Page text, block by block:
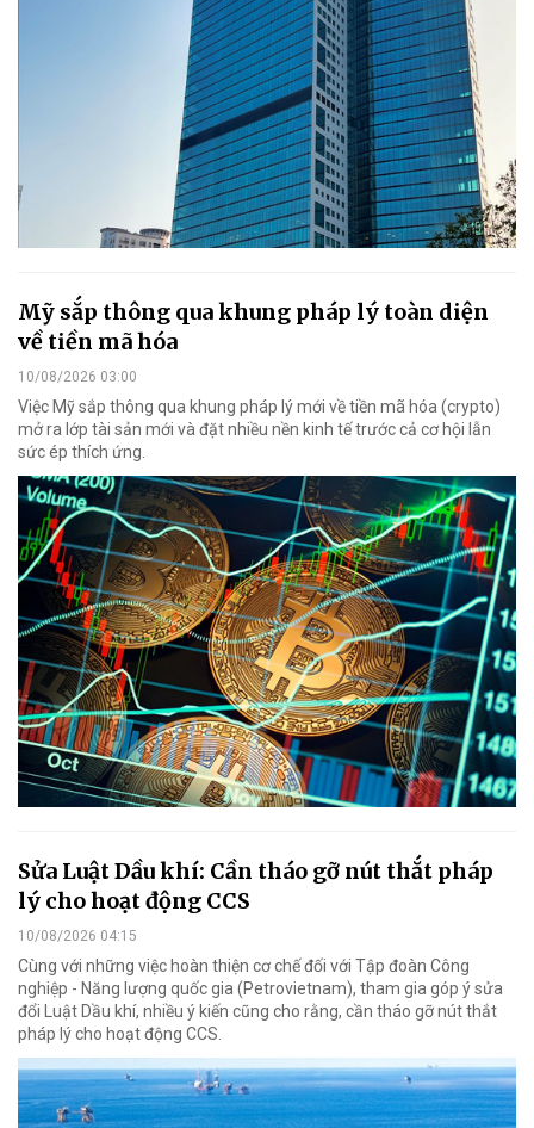
Mỹ sắp thông qua khung pháp lý toàn diện
về tiền mã hóa
10/08/2026 03:00
Việc Mỹ sắp thông qua khung pháp lý mới về tiền mã hóa (crypto)
mở ra lớp tài sản mới và đặt nhiều nền kinh tế trước cả cơ hội lẫn
sức ép thích ứng.
Sửa Luật Dầu khí: Cần tháo gỡ nút thắt pháp
lý cho hoạt động CCS
10/08/2026 04:15
Cùng với những việc hoàn thiện cơ chế đối với Tập đoàn Công
nghiệp - Năng lượng quốc gia (Petrovietnam), tham gia góp ý sửa
đổi Luật Dầu khí, nhiều ý kiến cũng cho rằng, cần tháo gỡ nút thắt
pháp lý cho hoạt động CCS.